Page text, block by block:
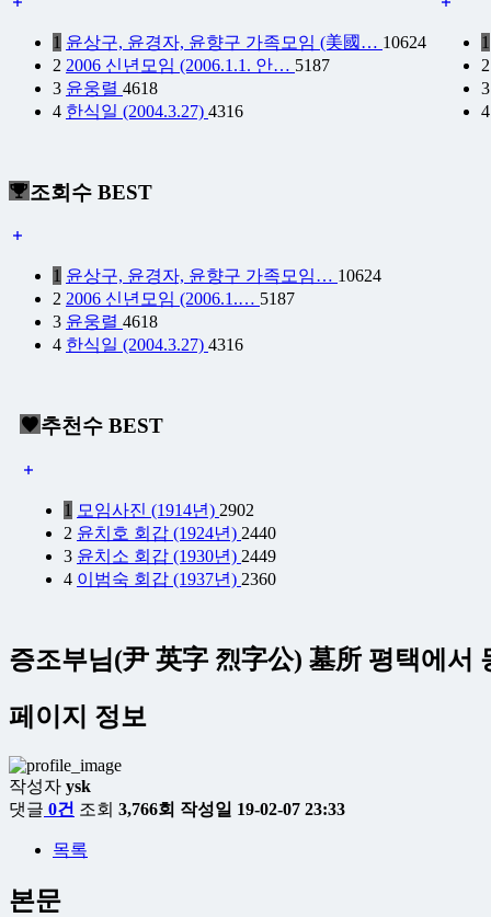
1 윤상구, 윤경자, 윤향구 가족모임 (美國… 10624
2 2006 신년모임 (2006.1.1. 안… 5187
3 윤웅렬 4618
4 한식일 (2004.3.27) 4316
1
2
3
4
조회수 BEST
1 윤상구, 윤경자, 윤향구 가족모임… 10624
2 2006 신년모임 (2006.1.… 5187
3 윤웅렬 4618
4 한식일 (2004.3.27) 4316
추천수 BEST
1 모임사진 (1914년) 2902
2 윤치호 회갑 (1924년) 2440
3 윤치소 회갑 (1930년) 2449
4 이범숙 회갑 (1937년) 2360
증조부님(尹 英字 烈字公) 墓所 평택에서
페이지 정보
작성자 ysk
댓글 0건 조회 3,766회 작성일 19-02-07 23:33
목록
본문